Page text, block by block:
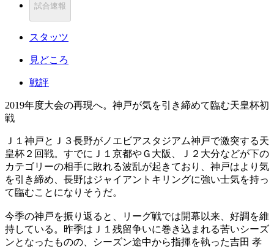
試合速報
スタッツ
見どころ
戦評
2019年度大会の再現へ。神戸が気を引き締めて臨む天皇杯初
戦
Ｊ１神戸とＪ３長野がノエビアスタジアム神戸で激突する天
皇杯２回戦。すでにＪ１京都やＧ大阪、Ｊ２大分などが下の
カテゴリーの相手に敗れる波乱が起きており、神戸はより気
を引き締め、長野はジャイアントキリングに強い士気を持っ
て臨むことになりそうだ。
今季の神戸を振り返ると、リーグ戦では開幕以来、好調を維
持している。昨季はＪ１残留争いに巻き込まれる苦いシーズ
ンとなったものの、シーズン途中から指揮を執った吉田 孝